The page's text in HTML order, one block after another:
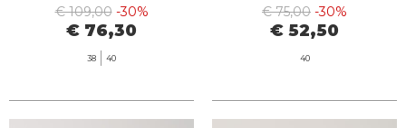
€ 109,00 -30%
€ 76,30
38 40
€ 75,00 -30%
€ 52,50
40